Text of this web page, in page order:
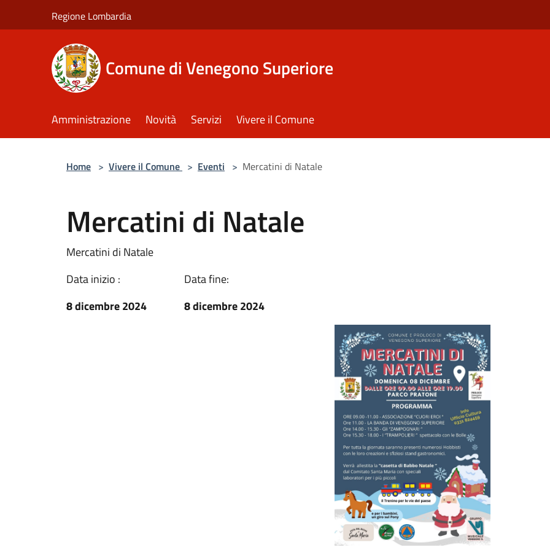
Regione Lombardia
Comune di Venegono Superiore
Amministrazione Novità Servizi Vivere il Comune
Home > Vivere il Comune > Eventi > Mercatini di Natale
Mercatini di Natale
Mercatini di Natale
Data inizio :
8 dicembre 2024
Data fine:
8 dicembre 2024